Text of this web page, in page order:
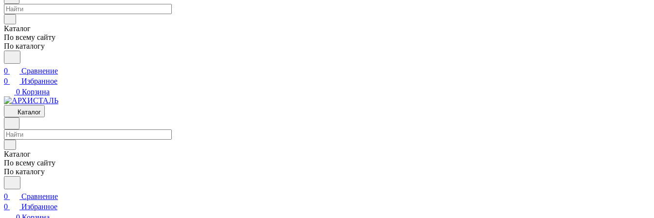
Каталог
По всему сайту
По каталогу
0
Сравнение
0
Избранное
0 Корзина
Каталог
Каталог
По всему сайту
По каталогу
0
Сравнение
0
Избранное